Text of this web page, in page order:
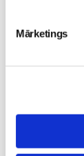
Mārketings